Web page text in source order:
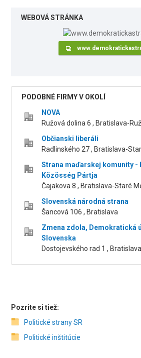
WEBOVÁ STRÁNKA
PODOBNÉ FIRMY V OKOLÍ
NOVA
Ružová dolina 6 , Bratislava-
Občianski liberáli
Radlinského 27 , Bratislava-
Strana maďarskej komunity -
Közösség Pártja
Čajakova 8 , Bratislava-Staré
Slovenská národná strana
Šancová 106 , Bratislava
Zmena zdola, Demokratická
Slovenska
Dostojevského rad 1 , Bratislava
Pozrite si tiež:
Politické strany SR
Politické inštitúcie